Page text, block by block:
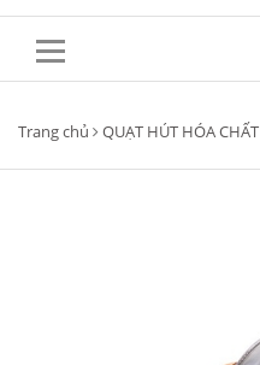
Trang chủ QUẠT HÚT HÓA CHẤT